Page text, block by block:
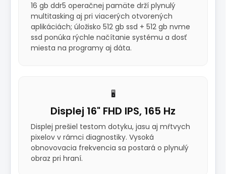
16 gb ddr5 operačnej pamäte drží plynulý
multitasking aj pri viacerých otvorených
aplikáciách; úložisko 512 gb ssd + 512 gb nvme
ssd ponúka rýchle načítanie systému a dosť
miesta na programy aj dáta.
🖥️
Displej 16" FHD IPS, 165 Hz
Displej prešiel testom dotyku, jasu aj mŕtvych
pixelov v rámci diagnostiky. Vysoká
obnovovacia frekvencia sa postará o plynulý
obraz pri hraní.